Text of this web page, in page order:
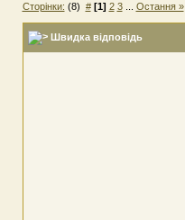
Сторінки: (8) # [1] 2 3... Остання »
Швидка відповідь